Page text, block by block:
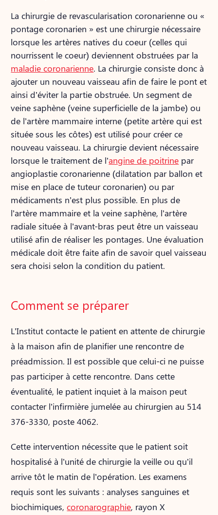
La chirurgie de revascularisation coronarienne ou «
pontage coronarien » est une chirurgie nécessaire
lorsque les artères natives du coeur (celles qui
nourrissent le coeur) deviennent obstruées par la
maladie coronarienne. La chirurgie consiste donc à
ajouter un nouveau vaisseau afin de faire le pont et
ainsi d’éviter la partie obstruée. Un segment de
veine saphène (veine superficielle de la jambe) ou
de l’artère mammaire interne (petite artère qui est
située sous les côtes) est utilisé pour créer ce
nouveau vaisseau. La chirurgie devient nécessaire
lorsque le traitement de l’angine de poitrine par
angioplastie coronarienne (dilatation par ballon et
mise en place de tuteur coronarien) ou par
médicaments n’est plus possible. En plus de
l’artère mammaire et la veine saphène, l’artère
radiale située à l’avant-bras peut être un vaisseau
utilisé afin de réaliser les pontages. Une évaluation
médicale doit être faite afin de savoir quel vaisseau
sera choisi selon la condition du patient.
Comment se préparer
L’Institut contacte le patient en attente de chirurgie
à la maison afin de planifier une rencontre de
préadmission. Il est possible que celui-ci ne puisse
pas participer à cette rencontre. Dans cette
éventualité, le patient inquiet à la maison peut
contacter l’infirmière jumelée au chirurgien au 514
376-3330, poste 4062.
Cette intervention nécessite que le patient soit
hospitalisé à l’unité de chirurgie la veille ou qu’il
arrive tôt le matin de l’opération. Les examens
requis sont les suivants : analyses sanguines et
biochimiques,coronarographie, rayon X